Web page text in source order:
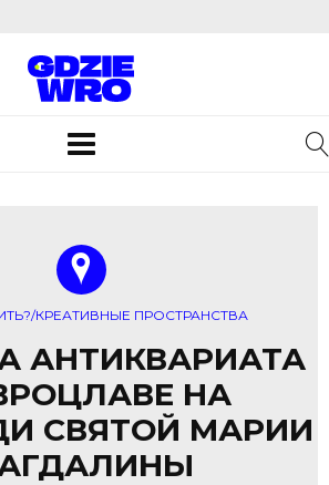
Toggle
КРЕАТИВНЫЕ ПРОСТРАНСТВА
АНТИКВАРИАТА
НА
СВЯТОЙ МАРИИ